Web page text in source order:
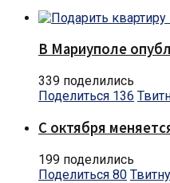
В Мариуполе
339 поделились
Поделиться 136
С октября
199 поделились
Поделиться 80